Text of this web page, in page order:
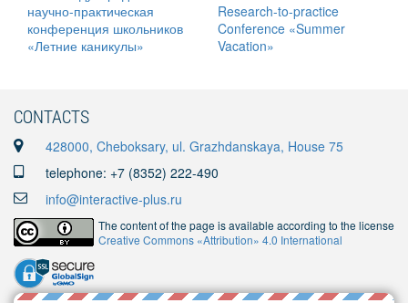
CONTACTS
428000, Cheboksary, ul. Grazhdanskaya, House 75
telephone: +7 (8352) 222-490
info@interactive-plus.ru
The content of the page is available according to the license
Creative Commons «Attribution» 4.0 International